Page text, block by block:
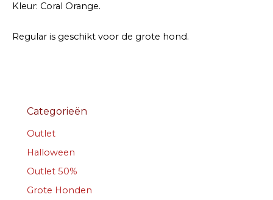
Kleur: Coral Orange.
Regular is geschikt voor de grote hond.
Categorieën
Outlet
Halloween
Outlet 50%
Grote Honden